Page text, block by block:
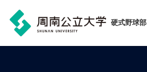
硬式野球部